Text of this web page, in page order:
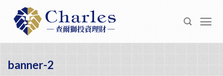
content
banner-2